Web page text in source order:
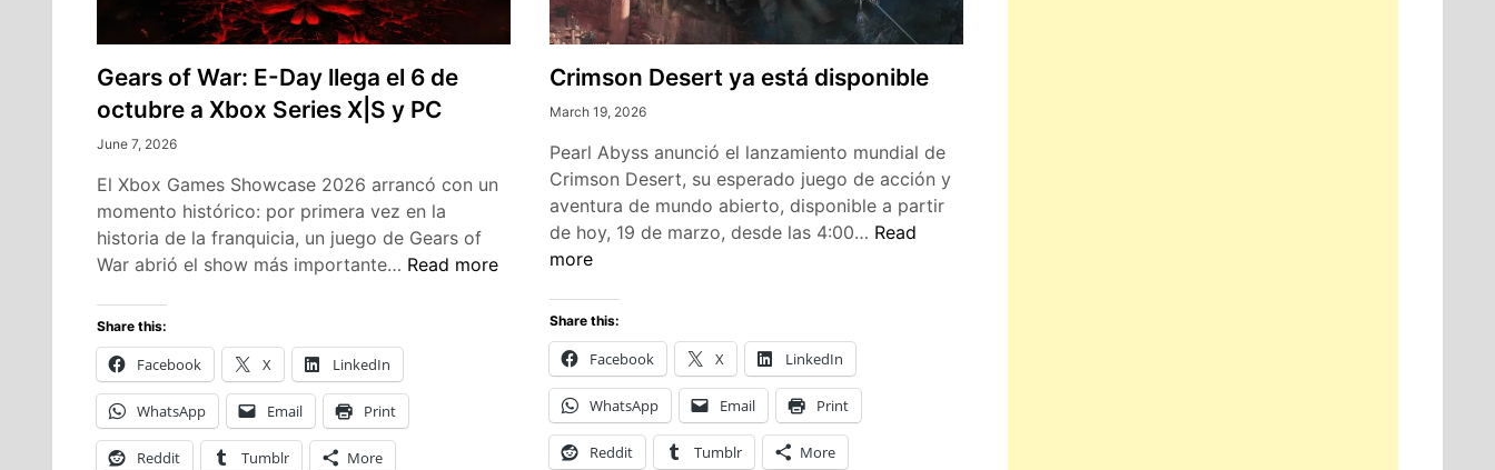
Gears of War: E-Day llega el 6 de
octubre a Xbox Series X|S y PC
June 7, 2026
El Xbox Games Showcase 2026 arrancó con un
momento histórico: por primera vez en la
historia de la franquicia, un juego de Gears of
War abrió el show más importante… Gears
llega
el
Read more
Share this:
Facebook X LinkedIn
WhatsApp Email Print
Reddit Tumblr More
Crimson Desert ya está disponible
March 19, 2026
Pearl Abyss anunció el lanzamiento mundial de
Crimson Desert, su esperado juego de acción y
aventura de mundo abierto, disponible a partir
de hoy, 19 de marzo, desde las 4:00… Crimson
Read
more
Share this:
Facebook X LinkedIn
WhatsApp Email Print
Reddit Tumblr More